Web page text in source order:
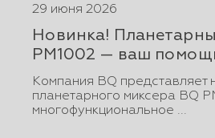
29 июня 2026
Новинка!
PM1002 — ваш
Компания BQ представляет
планетарного миксера BQ
многофункциональное ...